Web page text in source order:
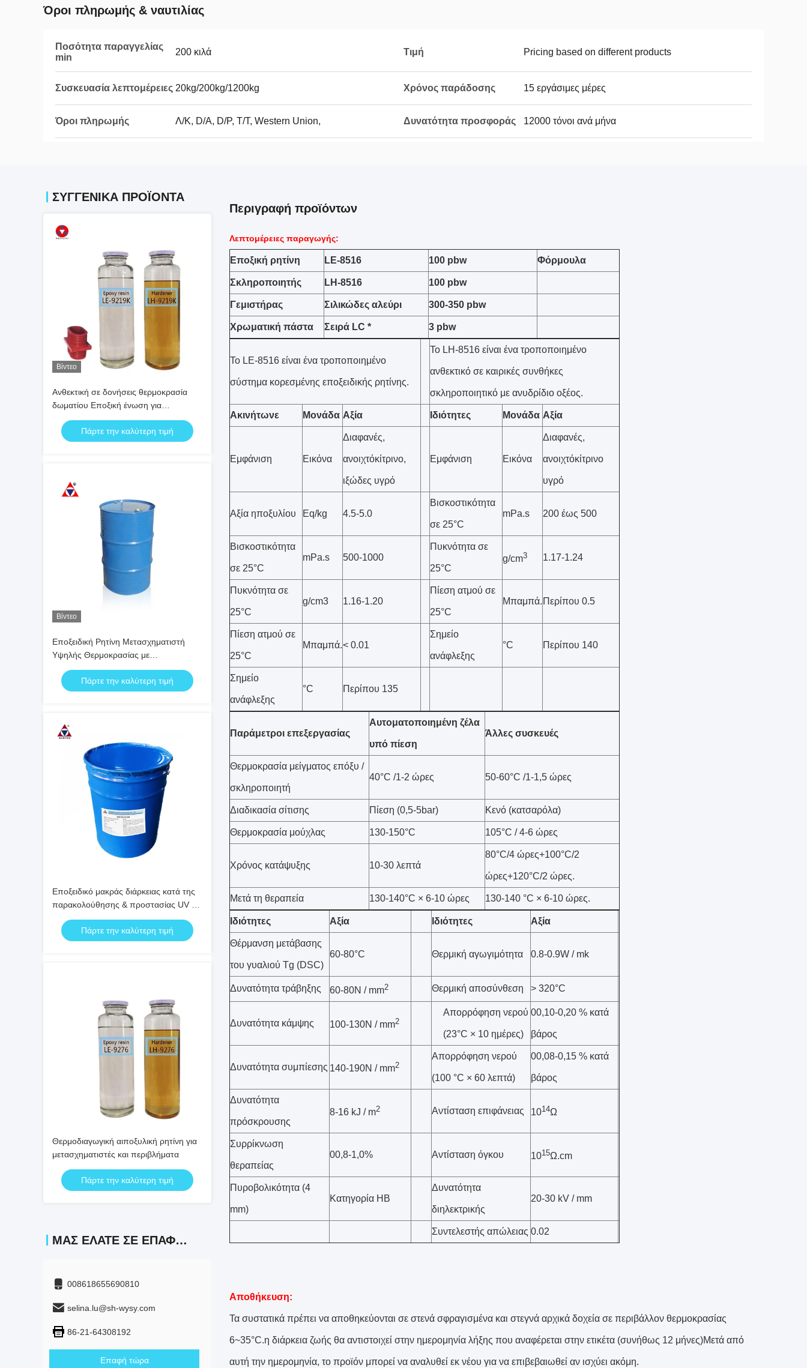
Όροι πληρωμής & ναυτιλίας
Ποσότητα παραγγελίας
min
200 κιλά Τιμή Pricing based on different products
Συσκευασία λεπτομέρειες 20kg/200kg/1200kg Χρόνος παράδοσης 15 εργάσιμες μέρες
Όροι πληρωμής Λ/Κ, D/A, D/P, T/T, Western Union, Δυνατότητα προσφοράς 12000 τόνοι ανά μήνα
ΣΥΓΓΕΝΙΚΆ ΠΡΟΪΌΝΤΑ
Βίντεο
Ανθεκτική σε δονήσεις θερμοκρασία
δωματίου Εποξική ένωση για
ενσωμάτωση μετασχηματιστή CT/VT
ανθεκτικού σε ρωγμές
Πάρτε την καλύτερη τιμή
Βίντεο
Εποξειδική Ρητίνη Μετασχηματιστή
Υψηλής Θερμοκρασίας με
Επιβραδυντικότητα V1, Θερμική Αντοχή
Κλάσης Η και Προ-αναμεμειγμένα Υλικά
Πλήρωσης για Χύτευση APG
Πάρτε την καλύτερη τιμή
Εποξειδικό μακράς διάρκειας κατά της
παρακολούθησης & προστασίας UV για
μονάδες CT/PT Σφραγιστικό ηλεκτρικό
υλικό υψηλής ποιότητας για
συγκολλητικά & μονάδες CT/PT
Πάρτε την καλύτερη τιμή
Θερμοδιαγωγική αιποξυλική ρητίνη για
μετασχηματιστές και περιβλήματα
Πάρτε την καλύτερη τιμή
ΜΑΣ ΕΛΆΤΕ ΣΕ ΕΠΑΦΉ ΜΕ
008618655690810
selina.lu@sh-wysy.com
86-21-64308192
Επαφή τώρα
Περιγραφή προϊόντων
Λεπτομέρειες παραγωγής:
Εποξική ρητίνη LE-8516 100 pbw Φόρμουλα
Σκληροποιητής LH-8516 100 pbw
Γεμιστήρας Σιλικώδες αλεύρι 300-350 pbw
Χρωματική πάστα Σειρά LC * 3 pbw
Το LE-8516 είναι ένα τροποποιημένο
σύστημα κορεσμένης εποξειδικής ρητίνης.
Το LH-8516 είναι ένα τροποποιημένο
ανθεκτικό σε καιρικές συνθήκες
σκληροποιητικό με ανυδρίδιο οξέος.
Ακινήτωνε Μονάδα Αξία Ιδιότητες Μονάδα Αξία
Εμφάνιση Εικόνα
Διαφανές,
ανοιχτόκίτρινο,
ιξώδες υγρό
Εμφάνιση Εικόνα
Διαφανές,
ανοιχτόκίτρινο
υγρό
Αξία ηποξυλίου Εq/kg 4.5-5.0
Βισκοστικότητα
σε 25°C
mPa.s 200 έως 500
Βισκοστικότητα
σε 25°C
mPa.s 500-1000
Πυκνότητα σε
25°C
g/cm3 1.17-1.24
Πυκνότητα σε
25°C
g/cm3 1.16-1.20
Πίεση ατμού σε
25°C
Μπαμπά. Περίπου 0.5
Πίεση ατμού σε
25°C
Μπαμπά.< 0.01
Σημείο
ανάφλεξης
°C Περίπου 140
Σημείο
ανάφλεξης
°C Περίπου 135
Παράμετροι επεξεργασίας
Αυτοματοποιημένη ζέλα
υπό πίεση
Άλλες συσκευές
Θερμοκρασία μείγματος επόξυ /
σκληροποιητή
40°C /1-2 ώρες 50-60°C /1-1,5 ώρες
Διαδικασία σίτισης Πίεση (0,5-5bar) Κενό (κατσαρόλα)
Θερμοκρασία μούχλας 130-150°C 105°C / 4-6 ώρες
Χρόνος κατάψυξης 10-30 λεπτά
80°C/4 ώρες+100°C/2
ώρες+120°C/2 ώρες.
Μετά τη θεραπεία 130-140°C × 6-10 ώρες 130-140 °C × 6-10 ώρες.
Ιδιότητες Αξία Ιδιότητες Αξία
Θέρμανση μετάβασης
του γυαλιού Tg (DSC)
60-80°C Θερμική αγωγιμότητα 0.8-0.9W / mk
Δυνατότητα τράβηξης 60-80N / mm2 Θερμική αποσύνθεση > 320°C
Δυνατότητα κάμψης 100-130N / mm2
Απορρόφηση νερού
(23°C × 10 ημέρες)
00,10-0,20 % κατά
βάρος
Δυνατότητα συμπίεσης 140-190N / mm2
Απορρόφηση νερού
(100 °C × 60 λεπτά)
00,08-0,15 % κατά
βάρος
Δυνατότητα
πρόσκρουσης
8-16 kJ / m2 Αντίσταση επιφάνειας 1014Ω
Συρρίκνωση
θεραπείας
00,8-1,0% Αντίσταση όγκου 1015Ω.cm
Πυροβολικότητα (4
mm)
Κατηγορία HB
Δυνατότητα
διηλεκτρικής
20-30 kV / mm
Συντελεστής απώλειας 0.02
Αποθήκευση:
Τα συστατικά πρέπει να αποθηκεύονται σε στενά σφραγισμένα και στεγνά αρχικά δοχεία σε περιβάλλον θερμοκρασίας
6~35°C.η διάρκεια ζωής θα αντιστοιχεί στην ημερομηνία λήξης που αναφέρεται στην ετικέτα (συνήθως 12 μήνες)Μετά από
αυτή την ημερομηνία, το προϊόν μπορεί να αναλυθεί εκ νέου για να επιβεβαιωθεί αν ισχύει ακόμη.